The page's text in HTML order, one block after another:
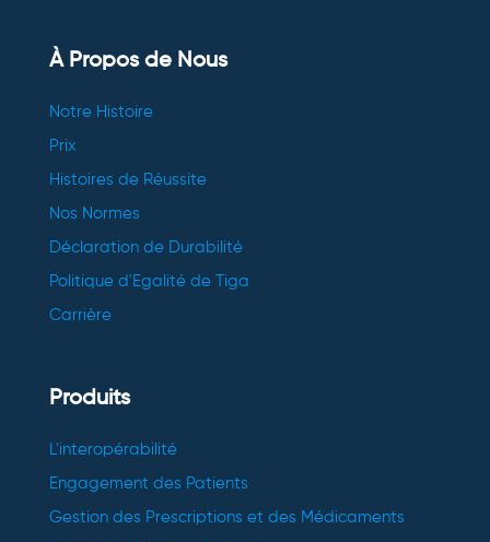
À Propos de Nous
Notre Histoire
Prix
Histoires de Réussite
Nos Normes
Déclaration de Durabilité
Politique d'Egalité de Tiga
Carrière
Produits
L'interopérabilité
Engagement des Patients
Gestion des Prescriptions et des Médicaments